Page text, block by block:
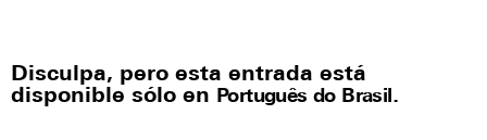
Disculpa, pero esta entrada está
disponible sólo en Português do Brasil.